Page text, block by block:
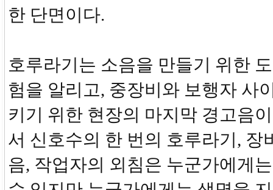
한 단면이다.
호루라기는 소음을 만들기 위한
험을 알리고, 중장비와 보행자 사
키기 위한 현장의 마지막 경고음
서 신호수의 한 번의 호루라기, 장
음, 작업자의 외침은 누군가에게